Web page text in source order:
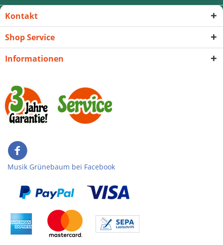
Kontakt
Shop Service
Informationen
Musik Grünebaum bei Facebook